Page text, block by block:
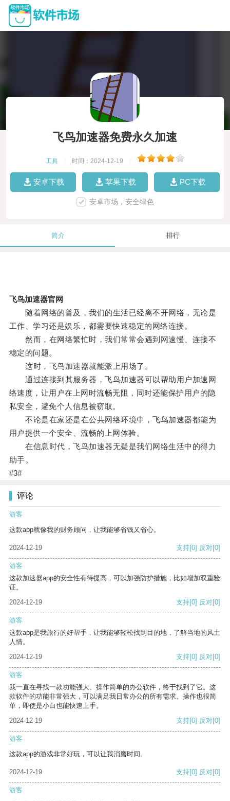
飞鸟加速器免费永久加速
工具 时间：2024-12-19
安卓下载 苹果下载 PC下载
安卓市场，安全绿色
简介 排行
飞鸟加速器官网
随着网络的普及，我们的生活已经离不开网络，无论是
工作、学习还是娱乐，都需要快速稳定的网络连接。
然而，在网络繁忙时，我们常常会遇到网速慢、连接不
稳定的问题。
这时，飞鸟加速器就能派上用场了。
通过连接到其服务器，飞鸟加速器可以帮助用户加速网
络速度，让用户在上网时流畅无阻，同时还能保护用户的隐
私安全，避免个人信息被窃取。
不论是在家还是在公共网络环境中，飞鸟加速器都能为
用户提供一个安全、流畅的上网体验。
在信息时代，飞鸟加速器无疑是我们网络生活中的得力
助手。
#3#
评论
游客
这款app就像我的财务顾问，让我能够省钱又省心。
2024-12-19 支持[0] 反对[0]
游客
这款加速器app的安全性有待提高，可以加强防护措施，比如增加双重验
证。
2024-12-19
支持[0] 反对[0]
游客
这款app是我旅行的好帮手，让我能够轻松找到目的地，了解当地的风土
人情。
2024-12-19
支持[0] 反对[0]
游客
我一直在寻找一款功能强大、操作简单的办公软件，终于找到了它。这
款软件的功能非常强大，可以满足我日常办公的所有需求。操作也很简
单，即使是小白也能快速上手。
2024-12-19
支持[0] 反对[0]
游客
这款app的游戏非常好玩，可以让我消磨时间。
2024-12-19 支持[0] 反对[0]
游客